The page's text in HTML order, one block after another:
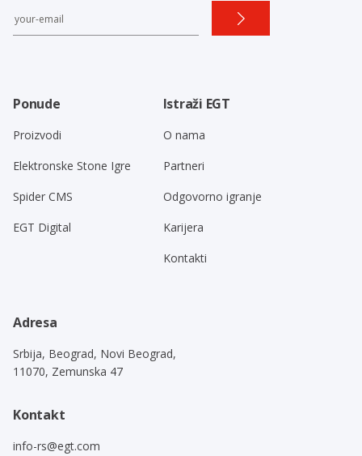
Ponude
Proizvodi
Elektronske Stone Igre
Spider CMS
EGT Digital
Istraži EGT
O nama
Partneri
Odgovorno igranje
Karijera
Kontakti
Adresa
Srbija, Beograd, Novi Beograd,
11070, Zemunska 47
Kontakt
info-rs@egt.com